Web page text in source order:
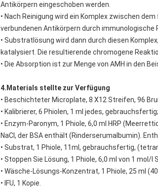
Antikörpern eingeschoben werden.
• Nach Reinigung wird ein Komplex zwischen
verbundenen Antikörpern durch immunologische
• Substratlösung wird dann durch diesen
katalysiert. Die resultierende chromogene
• Die Absorption ist zur Menge von AMH in den
4.Materials stellte zur Verfügung
• Beschichteter Microplate, 8 X12 Streifen, 96
• Kalibrierer, 6 Phiolen, 1 ml jedes,
• Enzym-Paronym, 1 Phiole, 6,0 ml HRP
NaCl, der BSA enthält (Rinderserumalbumin).
• Substrat, 1 Phiole, 11ml, gebrauchsfertig,
• Stoppen Sie Lösung, 1 Phiole, 6,0 ml von 1 mol/l
• Wäsche-Lösungs-Konzentrat, 1 Phiole, 25 ml
• IFU, 1 Kopie.